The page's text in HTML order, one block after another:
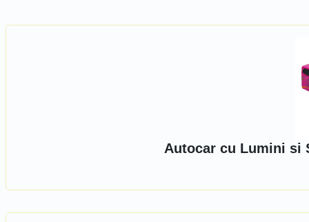
Autocar cu Lumini si